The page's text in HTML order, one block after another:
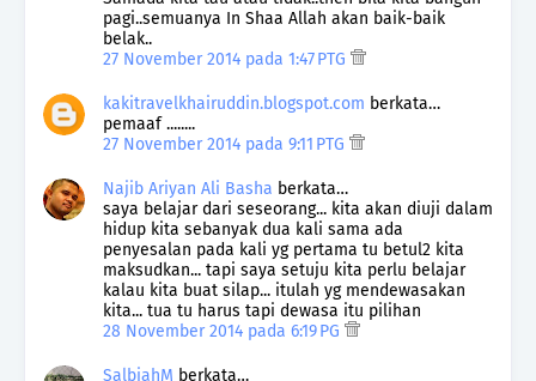
pagi..semuanya In Shaa Allah akan baik-baik
belak..
27 November 2014 pada 1:47 PTG
kakitravelkhairuddin.blogspot.com berkata…
pemaaf ........
27 November 2014 pada 9:11 PTG
Najib Ariyan Ali Basha berkata…
saya belajar dari seseorang... kita akan diuji dalam
hidup kita sebanyak dua kali sama ada
penyesalan pada kali yg pertama tu betul2 kita
maksudkan... tapi saya setuju kita perlu belajar
kalau kita buat silap... itulah yg mendewasakan
kita... tua tu harus tapi dewasa itu pilihan
28 November 2014 pada 6:19 PG
SalbiahM berkata…